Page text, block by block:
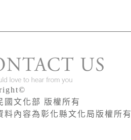
宣告
國文化部 版權所有
料內容為彰化縣文化局版權所有